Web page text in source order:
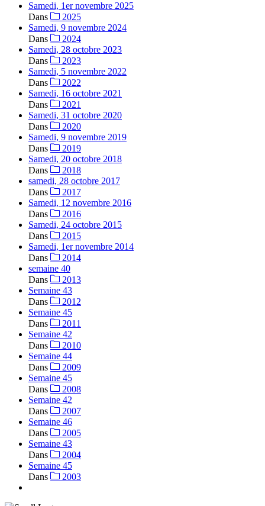
Samedi, 1er novembre 2025
Dans
2025
Samedi, 9 novembre 2024
Dans
2024
Samedi, 28 octobre 2023
Dans
2023
Samedi, 5 novembre 2022
Dans
2022
Samedi, 16 octobre 2021
Dans
2021
Samedi, 31 octobre 2020
Dans
2020
Samedi, 9 novembre 2019
Dans
2019
Samedi, 20 octobre 2018
Dans
2018
samedi, 28 octobre 2017
Dans
2017
Samedi, 12 novembre 2016
Dans
2016
Samedi, 24 octobre 2015
Dans
2015
Samedi, 1er novembre 2014
Dans
2014
semaine 40
Dans
2013
Semaine 43
Dans
2012
Semaine 45
Dans
2011
Semaine 42
Dans
2010
Semaine 44
Dans
2009
Semaine 45
Dans
2008
Semaine 42
Dans
2007
Semaine 46
Dans
2005
Semaine 43
Dans
2004
Semaine 45
Dans
2003